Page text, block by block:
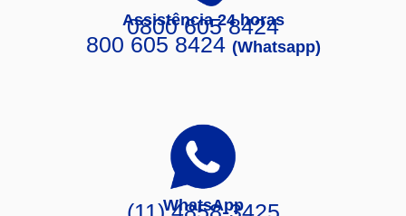
Assistência 24 horas
0800 605 8424
800 605 8424 (Whatsapp)
WhatsApp